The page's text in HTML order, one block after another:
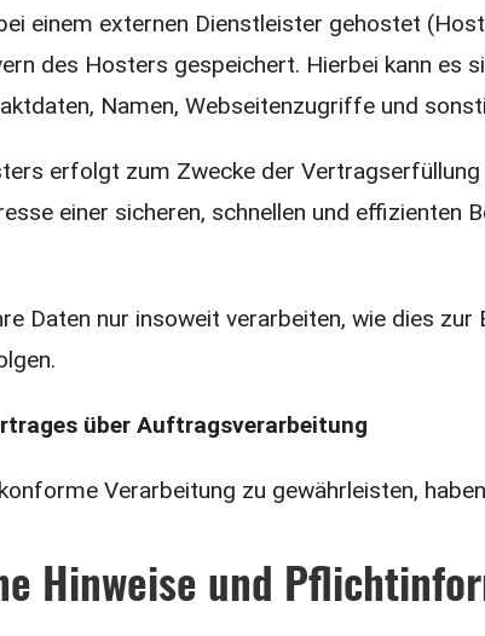
einem externen Dienstleister gehostet
des Hosters gespeichert. Hierbei kann es
Namen, Webseitenzugriffe und
erfolgt zum Zwecke der
einer sicheren, schnellen und
Daten nur insoweit verarbeiten, wie dies
über Auftragsverarbeitung
Verarbeitung zu gewährleisten,
Hinweise und